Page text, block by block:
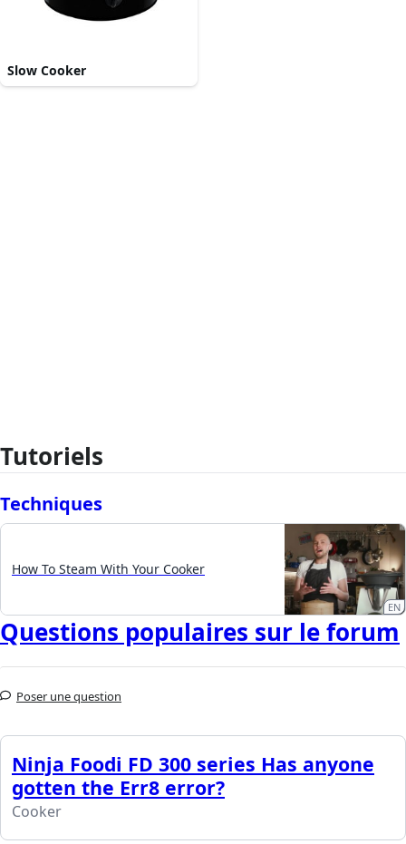
Slow Cooker
Tutoriels
Techniques
How To Steam With Your Cooker
EN
Questions populaires sur le forum
Poser une question
Ninja Foodi FD 300 series Has anyone
gotten the Err8 error?
Cooker